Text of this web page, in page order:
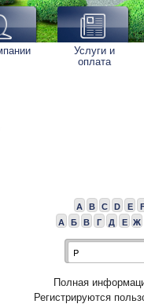
Услуги и
оплата
A B C D E
А
Б В Г Д Е Ж
Полная
Регистрируются